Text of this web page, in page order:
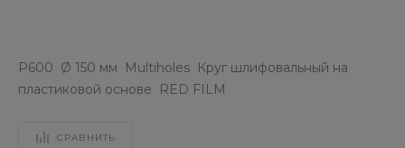
P600 Ø 150 мм Multiholes Круг шлифовальный на
пластиковой основе RED FILM
СРАВНИТЬ